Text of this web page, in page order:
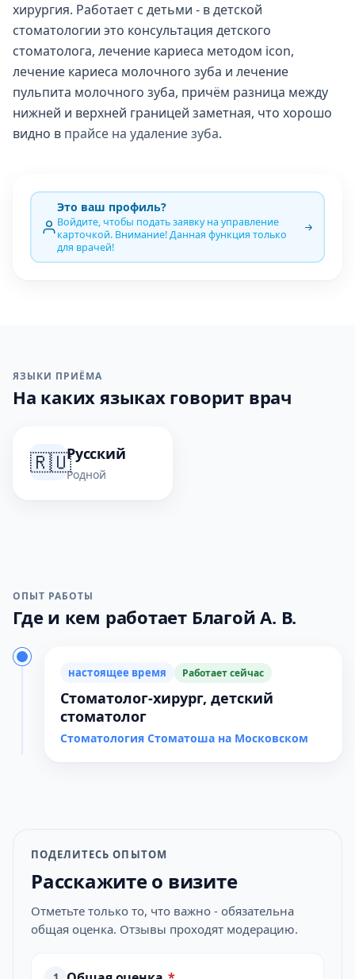
хирургия. Работает с детьми - в детской
стоматологии это консультация детского
стоматолога, лечение кариеса методом icon,
лечение кариеса молочного зуба и лечение
пульпита молочного зуба, причём разница между
нижней и верхней границей заметная, что хорошо
видно в прайсе на удаление зуба.
Это ваш профиль?
Войдите, чтобы подать заявку на управление
карточкой. Внимание! Данная функция только
для врачей!
ЯЗЫКИ ПРИЁМА
На каких языках говорит врач
🇷🇺Русский
Родной
ОПЫТ РАБОТЫ
Где и кем работает Благой А. В.
настоящее время Работает сейчас
Стоматолог-хирург, детский
стоматолог
Стоматология Стоматоша на Московском
ПОДЕЛИТЕСЬ ОПЫТОМ
Расскажите о визите
Отметьте только то, что важно - обязательна
общая оценка. Отзывы проходят модерацию.